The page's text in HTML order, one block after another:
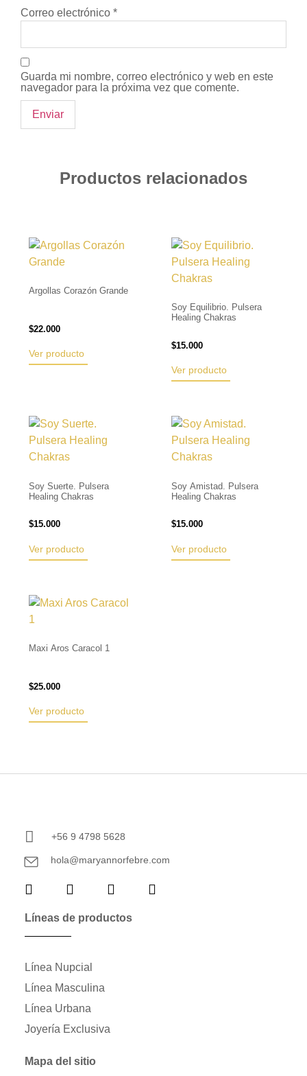
Correo electrónico *
Guarda mi nombre, correo electrónico y web en este
navegador para la próxima vez que comente.
Productos relacionados
Argollas Corazón Grande
$22.000
Ver producto
Soy Equilibrio. Pulsera
Healing Chakras
$15.000
Ver producto
Soy Suerte. Pulsera
Healing Chakras
$15.000
Ver producto
Soy Amistad. Pulsera
Healing Chakras
$15.000
Ver producto
Maxi Aros Caracol 1
$25.000
Ver producto
+56 9 4798 5628
hola@maryannorfebre.com
Líneas de productos
Línea Nupcial
Línea Masculina
Línea Urbana
Joyería Exclusiva
Mapa del sitio